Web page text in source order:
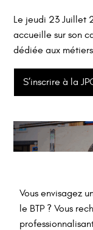
Le jeudi 23 Juillet
accueille sur son
dédiée aux
S’inscrire à la
Vous envisagez
le BTP ? Vous